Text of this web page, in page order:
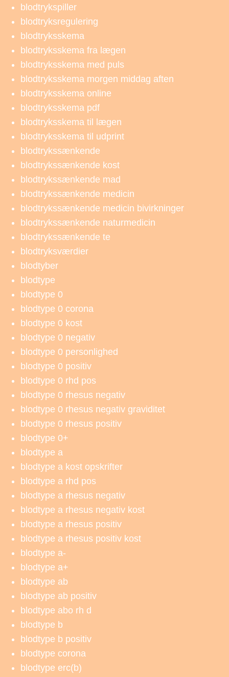
blodtrykspiller
blodtryksregulering
blodtryksskema
blodtryksskema fra lægen
blodtryksskema med puls
blodtryksskema morgen middag aften
blodtryksskema online
blodtryksskema pdf
blodtryksskema til lægen
blodtryksskema til udprint
blodtrykssænkende
blodtrykssænkende kost
blodtrykssænkende mad
blodtrykssænkende medicin
blodtrykssænkende medicin bivirkninger
blodtrykssænkende naturmedicin
blodtrykssænkende te
blodtryksværdier
blodtyber
blodtype
blodtype 0
blodtype 0 corona
blodtype 0 kost
blodtype 0 negativ
blodtype 0 personlighed
blodtype 0 positiv
blodtype 0 rhd pos
blodtype 0 rhesus negativ
blodtype 0 rhesus negativ graviditet
blodtype 0 rhesus positiv
blodtype 0+
blodtype a
blodtype a kost opskrifter
blodtype a rhd pos
blodtype a rhesus negativ
blodtype a rhesus negativ kost
blodtype a rhesus positiv
blodtype a rhesus positiv kost
blodtype a-
blodtype a+
blodtype ab
blodtype ab positiv
blodtype abo rh d
blodtype b
blodtype b positiv
blodtype corona
blodtype erc(b)